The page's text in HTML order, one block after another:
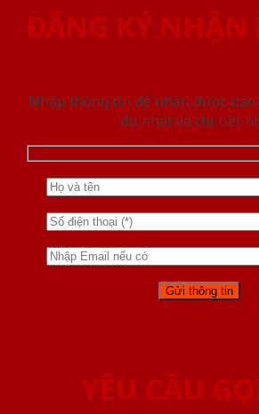
ĐĂNG KÝ NHẬN
Nhập thông tin để nhận được
đủ nhất và chi tiết
YÊU CẦU